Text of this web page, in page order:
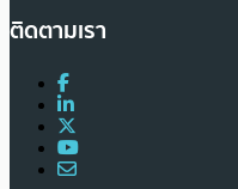
ติดตามเรา